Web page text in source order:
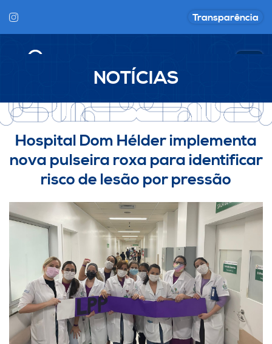
Transparência
NOTÍCIAS
Hospital Dom Hélder implementa
nova pulseira roxa para identificar
risco de lesão por pressão